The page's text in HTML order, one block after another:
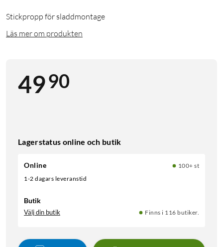
Stickpropp för sladdmontage
Läs mer om produkten
4990
Lagerstatus online och butik
Online
100+ st
1-2 dagars leveranstid
Butik
Välj din butik Finns i 116 butiker.